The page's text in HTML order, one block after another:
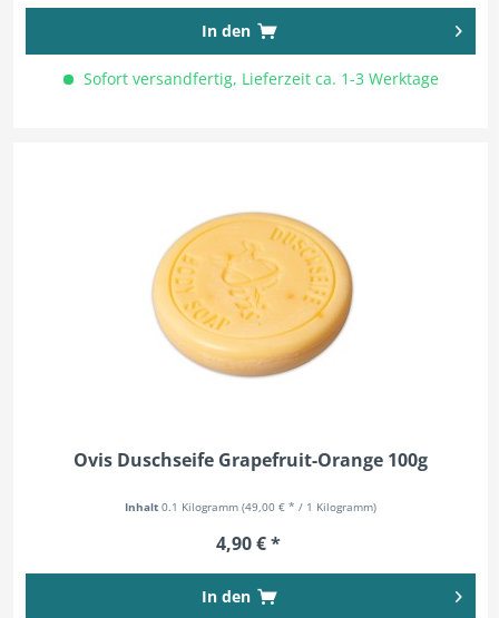
In den
Sofort versandfertig, Lieferzeit ca. 1-3 Werktage
Ovis Duschseife Grapefruit-Orange 100g
Inhalt0.1 Kilogramm(49,00 € * / 1 Kilogramm)
4,90 € *
In den